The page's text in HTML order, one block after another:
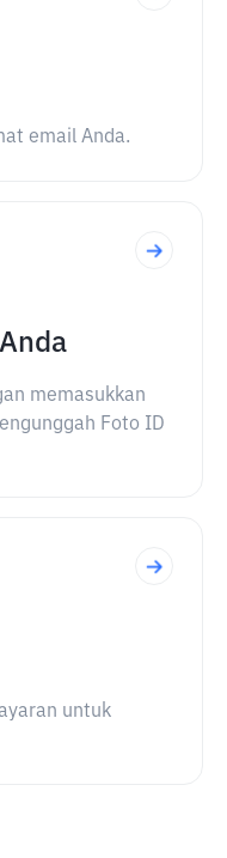
email Anda.
memasukkan
Foto ID
untuk